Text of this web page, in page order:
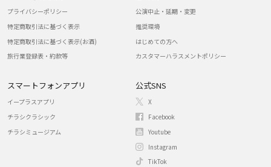
プライバシーポリシー
特定商取引法に基づく表示
特定商取引法に基づく表示(お酒)
旅行業登録表・約款等
公演中止・延期・変更
推奨環境
はじめての方へ
カスタマーハラスメントポリシー
スマートフォンアプリ
イープラスアプリ
チラシクラシック
チラシミュージアム
公式SNS
X
Facebook
Youtube
Instagram
TikTok